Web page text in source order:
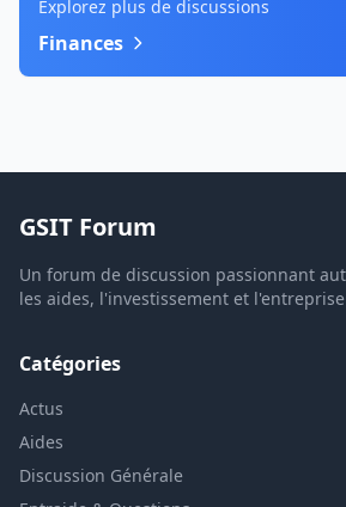
Explorez plus de discussions
Finances
GSIT Forum
Un forum de discussion passionnant
les aides, l'investissement et l'entreprise
Catégories
Actus
Aides
Discussion Générale